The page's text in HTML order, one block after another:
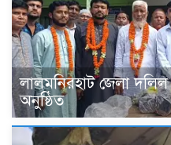
‎লালমনিরহাট জেলা দলিল
অনুষ্ঠিত